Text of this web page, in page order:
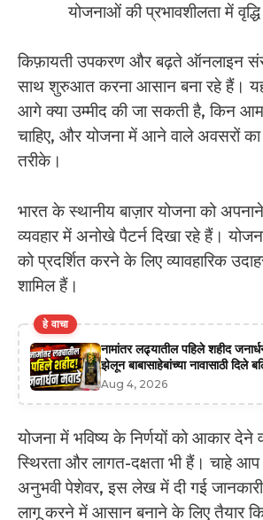
योजनाओं की प्रभावशीलता में वृद्धि
किफ़ायती उपकरण और बढ़ते ऑनलाइन
साथ शुरुआत करना आसान बना रहे हैं। यह
आगे क्या उम्मीद की जा सकती है, किन
चाहिए, और योजना में आने वाले अवसरों
तरीके।
भारत के स्थानीय बाज़ार योजना को
व्यवहार में अनोखे पैटर्न दिखा रहे हैं।
को प्रदर्शित करने के लिए व्यावहारिक
शामिल हैं।
हे वाचा
नामांतर लढ्यातील पहिले शहीद
झेलून बाबासाहेबांच्या नावासाठी दिले
Aug 4, 2026
योजना में भविष्य के निर्णयों को आकार देने
स्थिरता और लागत-दक्षता भी हैं। चाहे
अनुभवी पेशेवर, इस लेख में दी गई जानकारी
लागू करने में आसान बनाने के लिए तैयार